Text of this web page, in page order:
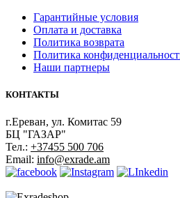
Гарантийные условия
Оплата и доставка
Политика возврата
Политика
Наши партнеры
КОНТАКТЫ
г.Ереван, ул. Комитас 59
БЦ "ГАЗАР"
Тел.: +37455 500 706
Email: info@exrade.am